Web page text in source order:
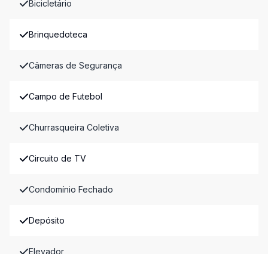
Bicicletário
Brinquedoteca
Câmeras de Segurança
Campo de Futebol
Churrasqueira Coletiva
Circuito de TV
Condomínio Fechado
Depósito
Elevador